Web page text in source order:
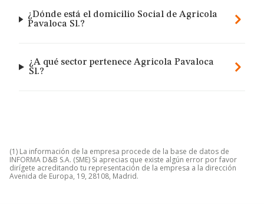
¿Dónde está el domicilio Social de Agricola
Pavaloca Sl.?
¿A qué sector pertenece Agricola Pavaloca
Sl.?
(1) La información de la empresa procede de la base de datos de
INFORMA D&B S.A. (SME) Si aprecias que existe algún error por favor
dirígete acreditando tu representación de la empresa a la dirección
Avenida de Europa, 19, 28108, Madrid.